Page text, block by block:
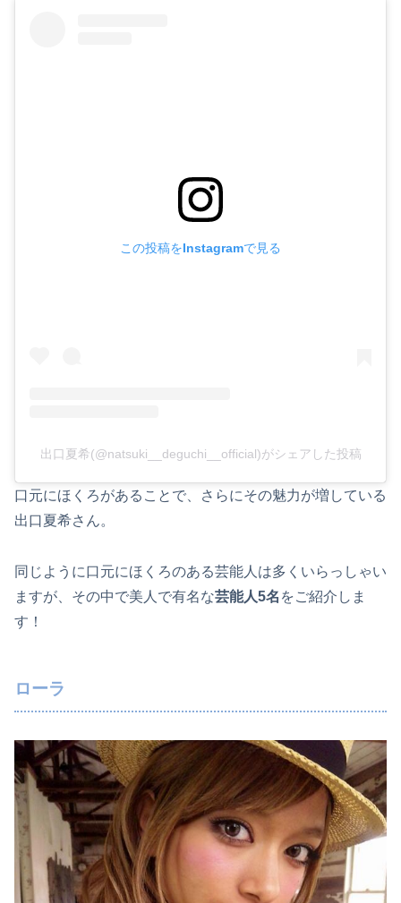
この投稿をInstagramで見る
出口夏希(@natsuki__deguchi__official)がシェアした投稿
口元にほくろがあることで、さらにその魅力が増している
出口夏希さん。
同じように口元にほくろのある芸能人は多くいらっしゃい
ますが、その中で美人で有名な芸能人5名 をご紹介しま
す！
ローラ